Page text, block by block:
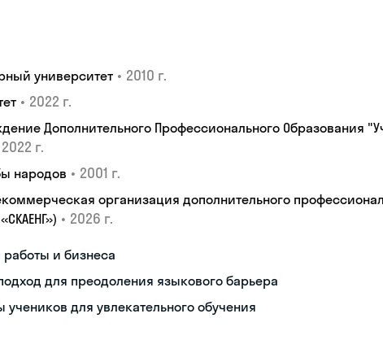
университет • 2010 г.
• 2022 г.
Дополнительного Профессионального Образования
2022 г.
народов • 2001 г.
организация дополнительного
• 2026 г.
работы и бизнеса
для преодоления языкового барьера
для увлекательного обучения